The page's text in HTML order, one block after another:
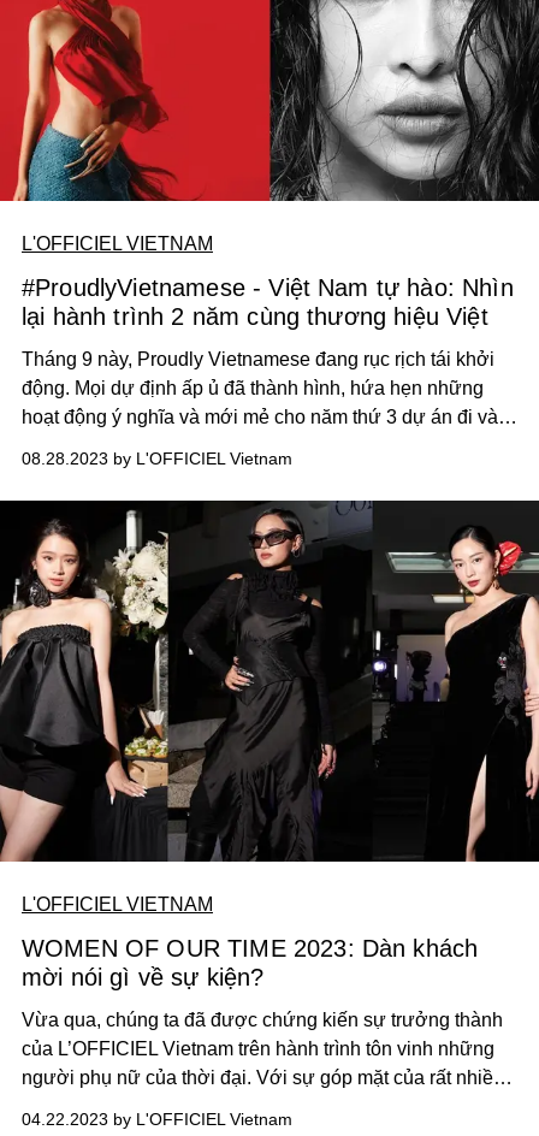
L'OFFICIEL VIETNAM
#ProudlyVietnamese - Việt Nam tự hào: Nhìn
lại hành trình 2 năm cùng thương hiệu Việt
Tháng 9 này, Proudly Vietnamese đang rục rịch tái khởi
động. Mọi dự định ấp ủ đã thành hình, hứa hẹn những
hoạt động ý nghĩa và mới mẻ cho năm thứ 3 dự án đi vào
08.28.2023 by L'OFFICIEL Vietnam
L'OFFICIEL VIETNAM
WOMEN OF OUR TIME 2023: Dàn khách
mời nói gì về sự kiện?
Vừa qua, chúng ta đã được chứng kiến sự trưởng thành
của L’OFFICIEL Vietnam trên hành trình tôn vinh những
người phụ nữ của thời đại. Với sự góp mặt của rất nhiều
04.22.2023 by L'OFFICIEL Vietnam